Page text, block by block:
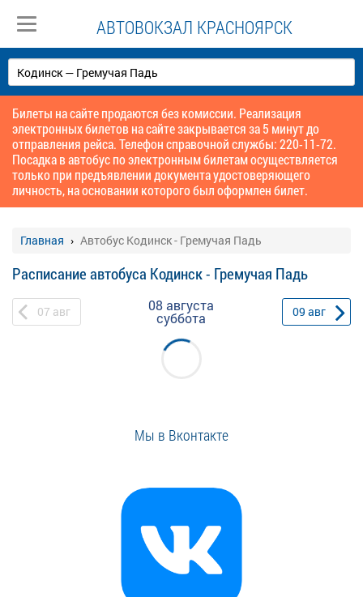
АВТОВОКЗАЛ КРАСНОЯРСК
Билеты на сайте продаются без комиссии. Реализация
электронных билетов на сайте закрывается за 5 минут до
отправления рейса. Телефон справочной службы: 220-11-72.
Посадка в автобус по электронным билетам осуществляется
только при предъявлении документа удостоверяющего
личность, на основании которого был оформлен билет.
Главная Автобус Кодинск - Гремучая Падь
Расписание автобуса Кодинск - Гремучая Падь
07 авг 08 августа
суббота 09 авг
Мы в Вконтакте